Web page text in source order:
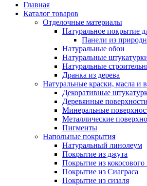
Главная
Каталог товаров
Отделочные материалы
Натуральное покрытие
Панели из
Натуральные обои
Натуральные
Натуральные
Дранка из дерева
Натуральные краски, масла и
Декоративные
Деревянные поверхности
Минеральные
Металлические
Пигменты
Напольные покрытия
Натуральный линолеум
Покрытие из джута
Покрытие из кокосового
Покрытие из Сиаграса
Покрытие из сизаля